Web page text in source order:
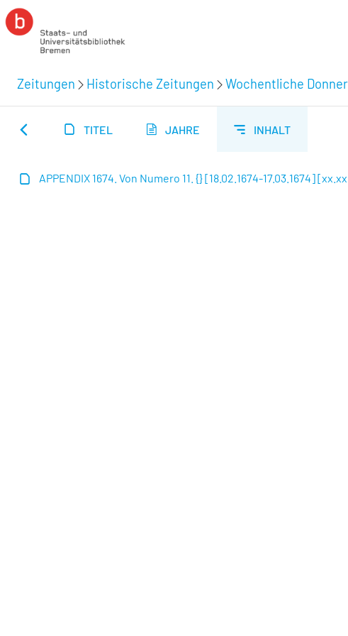
Zeitungen Historische Zeitungen Wochentliche
TITEL JAHRE INHALT
APPENDIX 1674. Von Numero 11. {} [18.02.1674-17.03.1674]